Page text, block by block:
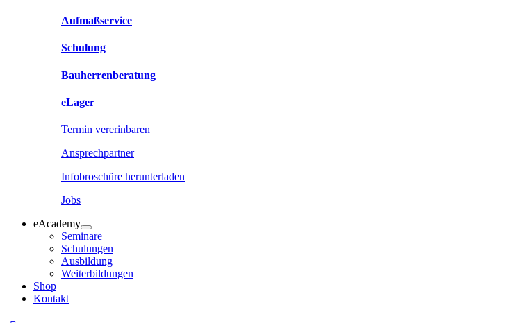
Aufmaßservice
Schulung
Bauherrenberatung
eLager
Termin vererinbaren
Ansprechpartner
Infobroschüre herunterladen
Jobs
eAcademy
Seminare
Schulungen
Ausbildung
Weiterbildungen
Shop
Kontakt